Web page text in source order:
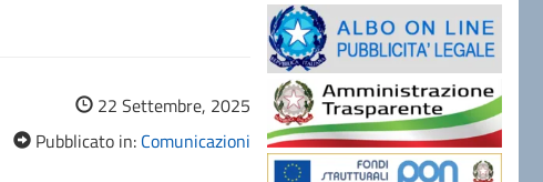
22 Settembre, 2025
Pubblicato in: Comunicazioni